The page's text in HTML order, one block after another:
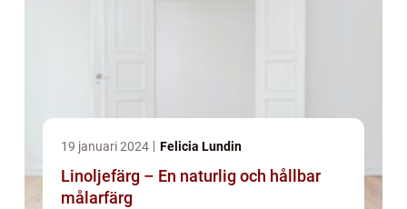
19 januari 2024 Felicia Lundin
Linoljefärg – En naturlig och hållbar
målarfärg